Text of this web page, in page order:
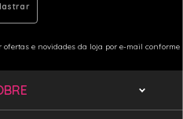
ofertas e novidades da loja por e-mail conforme